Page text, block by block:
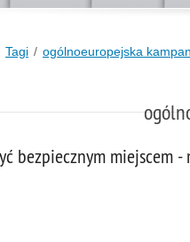
Tagi ogólnoeuropejska
bezpiecznym miejscem